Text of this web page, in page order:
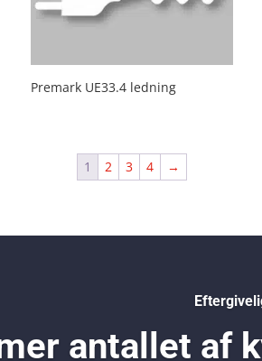
Premark UE33.4 ledning
1 2 3 4 →
antallet af